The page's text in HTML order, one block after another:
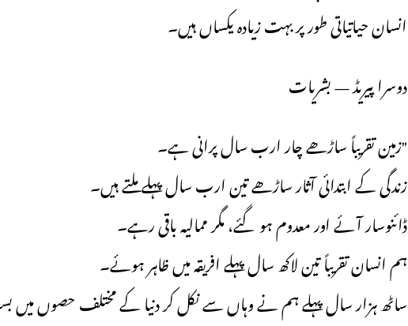
انسان حیاتیاتی طور پر بہت زیادہ یکساں ہیں۔
دوسرا پیریڈ — بشریات
"زمین تقریباً ساڑھے چار ارب سال پرانی ہے۔
زندگی کے ابتدائی آثار ساڑھے تین ارب سال پہلے ملتے ہیں۔
ڈائنوسار آئے اور معدوم ہو گئے، مگر ممالیہ باقی رہے۔
ہم انسان تقریباً تین لاکھ سال پہلے افریقہ میں ظاہر ہوئے۔
ساٹھ ہزار سال پہلے ہم نے وہاں سے نکل کر دنیا کے مختلف حصوں میں